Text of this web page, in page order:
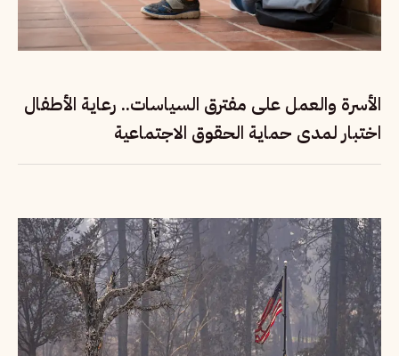
الأسرة والعمل على مفترق السياسات.. رعاية الأطفال
اختبار لمدى حماية الحقوق الاجتماعية